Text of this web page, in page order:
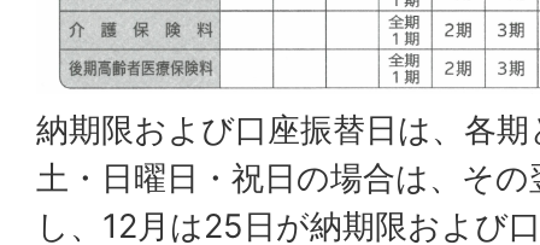
納期限および口座振替日は、各
土・日曜日・祝日の場合は、そ
し、12月は25日が納期限および